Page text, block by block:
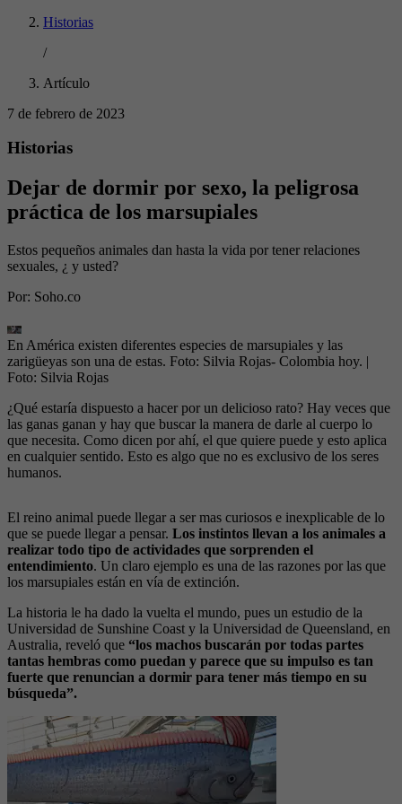
Historias
/
Artículo
7 de febrero de 2023
Historias
Dejar de dormir por sexo, la peligrosa
práctica de los marsupiales
Estos pequeños animales dan hasta la vida por tener relaciones
sexuales, ¿ y usted?
Por: Soho.co
En América existen diferentes especies de marsupiales y las
zarigüeyas son una de estas. Foto: Silvia Rojas- Colombia hoy. |
Foto: Silvia Rojas
¿Qué estaría dispuesto a hacer por un delicioso rato? Hay veces que
las ganas ganan y hay que buscar la manera de darle al cuerpo lo
que necesita. Como dicen por ahí, el que quiere puede y esto aplica
en cualquier sentido. Esto es algo que no es exclusivo de los seres
humanos.
El reino animal puede llegar a ser mas curiosos e inexplicable de lo
que se puede llegar a pensar. Los instintos llevan a los animales a
realizar todo tipo de actividades que sorprenden el
entendimiento. Un claro ejemplo es una de las razones por las que
los marsupiales están en vía de extinción.
La historia le ha dado la vuelta el mundo, pues un estudio de la
Universidad de Sunshine Coast y la Universidad de Queensland, en
Australia, reveló que “los machos buscarán por todas partes
tantas hembras como puedan y parece que su impulso es tan
fuerte que renuncian a dormir para tener más tiempo en su
búsqueda”.